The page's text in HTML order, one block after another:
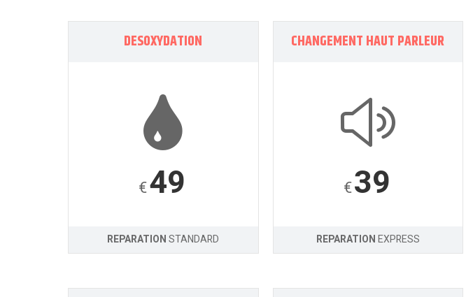
DESOXYDATION
€49
REPARATIONSTANDARD
CHANGEMENT HAUT PARLEUR
€39
REPARATIONEXPRESS